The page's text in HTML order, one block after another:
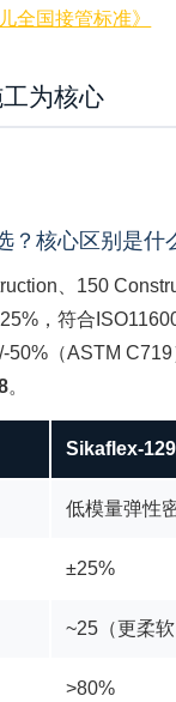
全国接管标准》
为核心
？核心区别是什
、150
，符合
（ASTM
。
Sikaflex-
低模量弹性
±25%
~25（更柔软
>80%